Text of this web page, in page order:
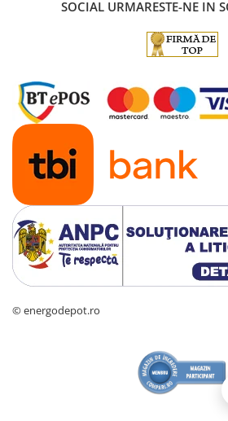
SOCIAL URMARESTE-NE IN
© energodepot.ro